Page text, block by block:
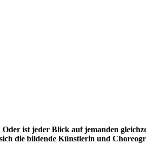
ist jeder Blick auf jemanden
die bildende Künstlerin und